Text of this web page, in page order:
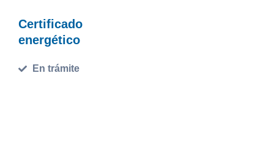
Certificado
energético
En trámite